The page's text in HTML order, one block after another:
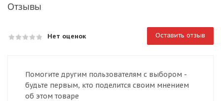
Отзывы
Нет оценок Оставить отзыв
Помогите другим пользователям с выбором -
будьте первым, кто поделится своим мнением
об этом товаре